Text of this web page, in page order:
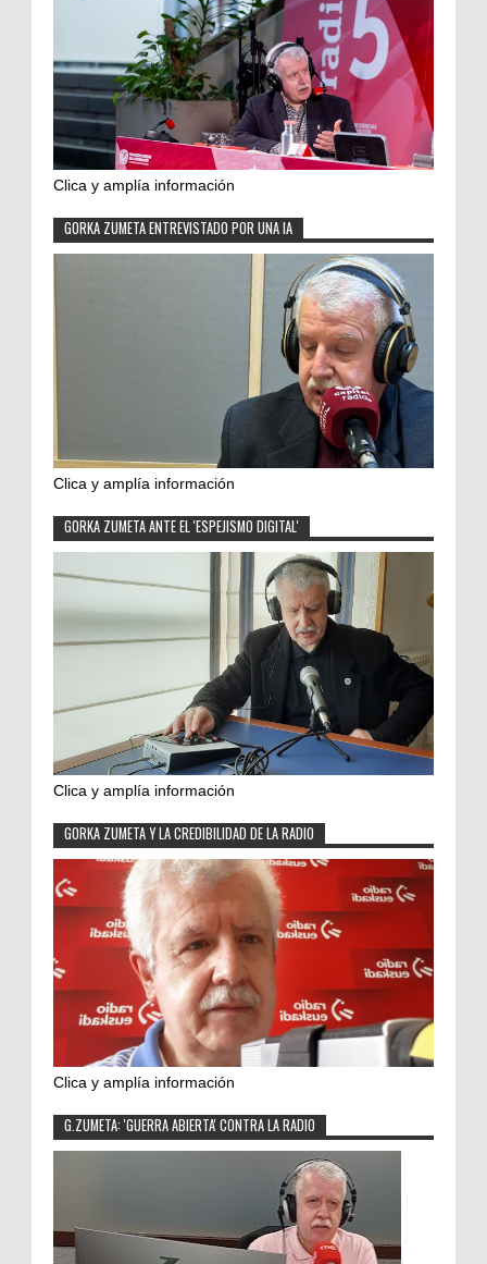
Clica y amplía información
GORKA ZUMETA ENTREVISTADO POR UNA IA
Clica y amplía información
GORKA ZUMETA ANTE EL 'ESPEJISMO DIGITAL'
Clica y amplía información
GORKA ZUMETA Y LA CREDIBILIDAD DE LA RADIO
Clica y amplía información
G.ZUMETA: 'GUERRA ABIERTA' CONTRA LA RADIO